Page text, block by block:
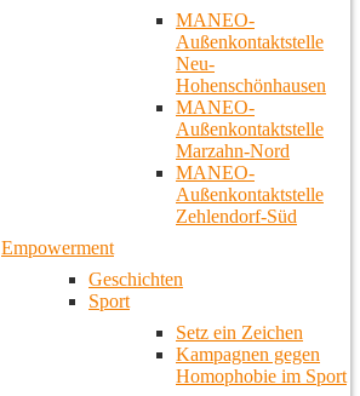
MANEO-
Außenkontaktstelle
Neu-
Hohenschönhausen
MANEO-
Außenkontaktstelle
Marzahn-Nord
MANEO-
Außenkontaktstelle
Zehlendorf-Süd
Empowerment
Geschichten
Sport
Setz ein Zeichen
Kampagnen gegen
Homophobie im Sport